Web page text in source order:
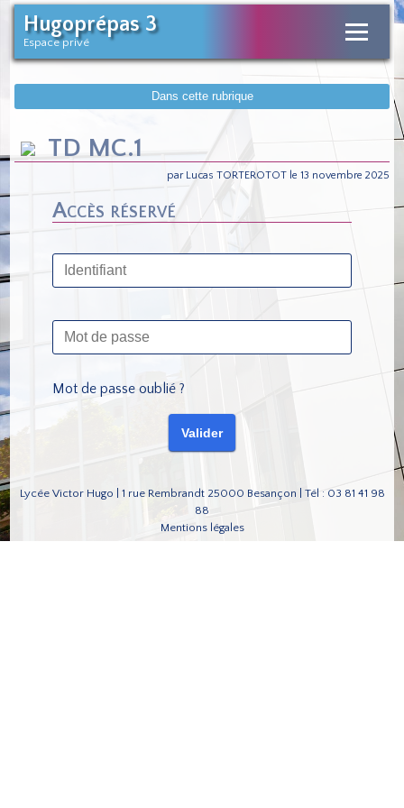
Hugoprépas 3
Espace privé
Dans cette rubrique
TD MC.1
par Lucas TORTEROTOT le 13 novembre 2025
Accès réservé
Mot de passe oublié ?
Lycée Victor Hugo | 1 rue Rembrandt 25000 Besançon | Tél : 03 81 41 98
88
Mentions légales